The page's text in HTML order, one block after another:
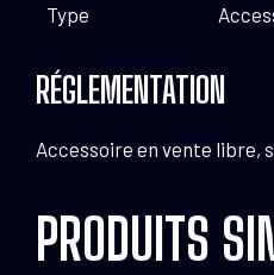
Type
RÉGLEMENTATION
Accessoire en vente libre,
PRODUITS